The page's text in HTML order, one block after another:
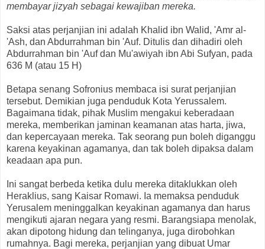
membayar jizyah sebagai kewajiban mereka.
Saksi atas perjanjian ini adalah Khalid ibn Walid, 'Amr al-
'Ash, dan Abdurrahman bin 'Auf. Ditulis dan dihadiri oleh
Abdurrahman bin 'Auf dan Mu'awiyah ibn Abi Sufyan, pada
636 M (atau 15 H)
Betapa senang Sofronius membaca isi surat perjanjian
tersebut. Demikian juga penduduk Kota Yerussalem.
Bagaimana tidak, pihak Muslim mengakui keberadaan
mereka, memberikan jaminan keamanan atas harta, jiwa,
dan kepercayaan mereka. Tak seorang pun boleh diganggu
karena keyakinan agamanya, dan tak boleh dipaksa dalam
keadaan apa pun.
Ini sangat berbeda ketika dulu mereka ditaklukkan oleh
Heraklius, sang Kaisar Romawi. Ia memaksa penduduk
Yerusalem meninggalkan keyakinan agamanya dan harus
mengikuti ajaran negara yang resmi. Barangsiapa menolak,
akan dipotong hidung dan telinganya, juga dirobohkan
rumahnya. Bagi mereka, perjanjian yang dibuat Umar